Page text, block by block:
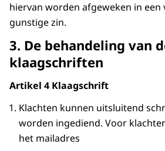
hiervan worden afgeweken in een
gunstige zin.
3. De behandeling van
klaagschriften
Artikel 4 Klaagschrift
Klachten kunnen uitsluitend
worden ingediend. Voor
het mailadres